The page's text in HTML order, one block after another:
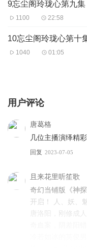
9忘尘阁玲珑心第九集
1100 22:58
10忘尘阁玲珑心第十
1040 01:05
用户评论
唐葛格
几位主播演绎精
回复 2023-07-05
且来花里听笙歌
奇幻当铺版《神
开启！ 人、妖、
唐洛阳，刚修成
冷若如冰的英俊